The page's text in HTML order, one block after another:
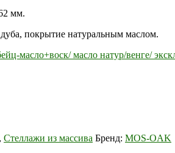
мм.
покрытие натуральным маслом.
масло+воск/ масло натур/венге/
, Стеллажи из массива Бренд: MOS-OAK